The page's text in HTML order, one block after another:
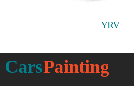
YRV
CarsPainting